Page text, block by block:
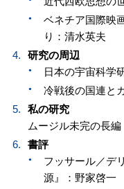
ベネチア国際映
り：清水英夫
研究の周辺
日本の宇宙科
冷戦後の国連と
私の研究
ムージル未完の長
書評
フッサール／デ
源』：野家啓一